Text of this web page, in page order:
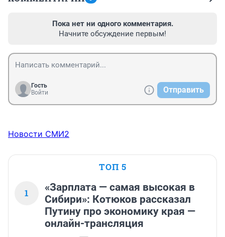
Пока нет ни одного комментария.
Начните обсуждение первым!
Гость
Войти
Отправить
Новости СМИ2
ТОП 5
1
«Зарплата — самая высокая в
Сибири»: Котюков рассказал
Путину про экономику края —
онлайн-трансляция